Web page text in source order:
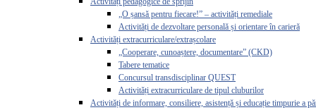
„O șansă pentru fiecare!” – activități remediale
Activități de dezvoltare personală și orientare în carieră
Activități extracurriculare/extrașcolare
„Cooperare, cunoaștere, documentare” (CKD)
Tabere tematice
Concursul transdisciplinar QUEST
Activități extracurriculare de tipul cluburilor
Activități de informare, consiliere, asistență și educație timpurie a